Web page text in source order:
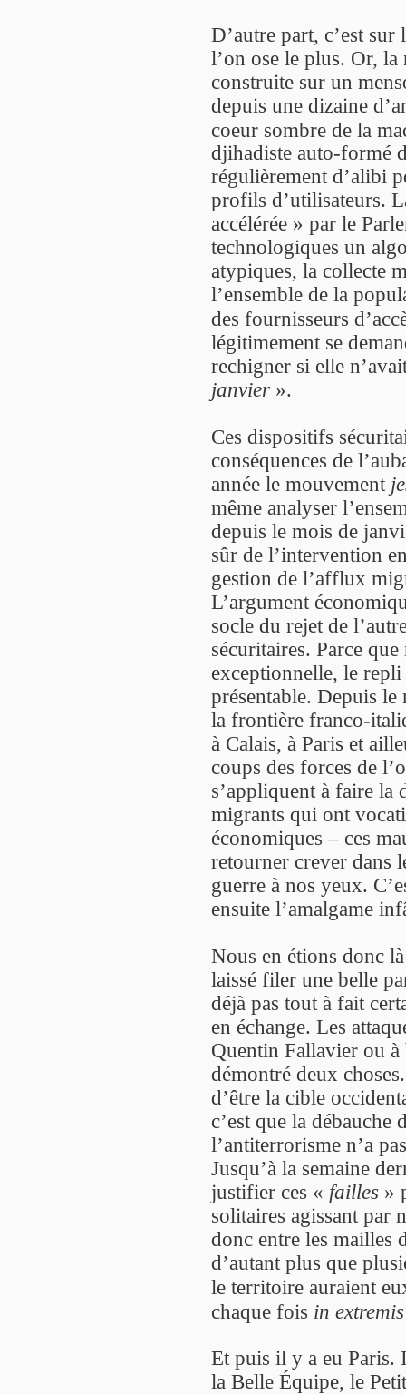
D’autre part, c’est
l’on ose le plus. Or,
construite sur un
depuis une dizaine
coeur sombre de la
djihadiste auto-formé
régulièrement d’alibi
profils d’utilisateurs.
accélérée » par le
technologiques un
atypiques, la collecte
l’ensemble de la
des fournisseurs
légitimement se
rechigner si elle
janvier ».
Ces dispositifs
conséquences de
année le mouvement
même analyser
depuis le mois de
sûr de l’intervention
gestion de l’afflux
L’argument
socle du rejet de
sécuritaires. Parce
exceptionnelle, le
présentable. Depuis
la frontière franco-
à Calais, à Paris et
coups des forces de
s’appliquent à faire la
migrants qui ont
économiques – ces
retourner crever dans
guerre à nos yeux.
ensuite l’amalgame
Nous en étions donc
laissé filer une belle
déjà pas tout à fait
en échange. Les
Quentin Fallavier ou
démontré deux
d’être la cible
c’est que la débauche
l’antiterrorisme n’a
Jusqu’à la semaine
justifier ces « failles »
solitaires agissant par
donc entre les mailles
d’autant plus que
le territoire auraient
chaque fois in extremis
Et puis il y a eu Paris.
la Belle Équipe, le